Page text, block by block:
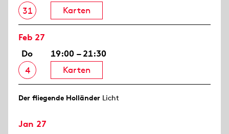
31
Karten
Feb 27
Do
4
19:00 – 21:30
Karten
Der fliegende Holländer Licht
Jan 27